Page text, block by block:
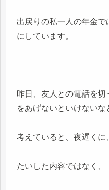
出戻りの私一人の年金で
にしています。
昨日、友人との電話を
をあげないといけないな
考えていると、夜遅くに
たいした内容ではなく、